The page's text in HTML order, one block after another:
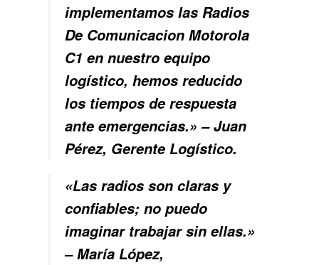
implementamos las Radios
De Comunicacion Motorola
C1 en nuestro equipo
logístico, hemos reducido
los tiempos de respuesta
ante emergencias.» – Juan
Pérez, Gerente Logístico.
«Las radios son claras y
confiables; no puedo
imaginar trabajar sin ellas.»
– María López,